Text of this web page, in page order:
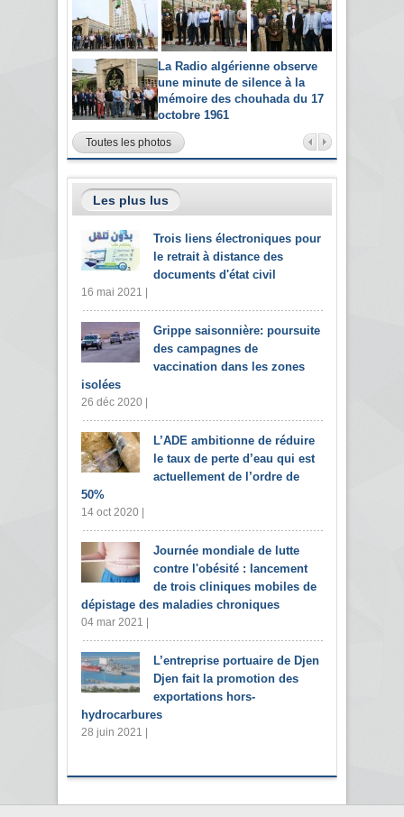
La Radio algérienne observe
une minute de silence à la
mémoire des chouhada du 17
octobre 1961
Toutes les photos
Les plus lus
Trois liens électroniques pour
le retrait à distance des
documents d'état civil
16 mai 2021 |
Grippe saisonnière: poursuite
des campagnes de
vaccination dans les zones
isolées
26 déc 2020 |
L’ADE ambitionne de réduire
le taux de perte d’eau qui est
actuellement de l’ordre de
50%
14 oct 2020 |
Journée mondiale de lutte
contre l'obésité : lancement
de trois cliniques mobiles de
dépistage des maladies chroniques
04 mar 2021 |
L’entreprise portuaire de Djen
Djen fait la promotion des
exportations hors-
hydrocarbures
28 juin 2021 |